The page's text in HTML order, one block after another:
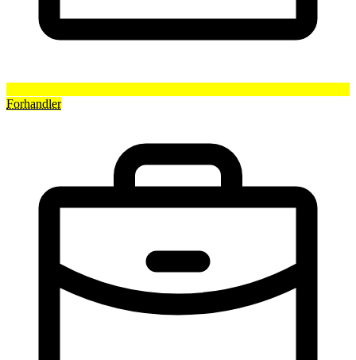
Forhandler